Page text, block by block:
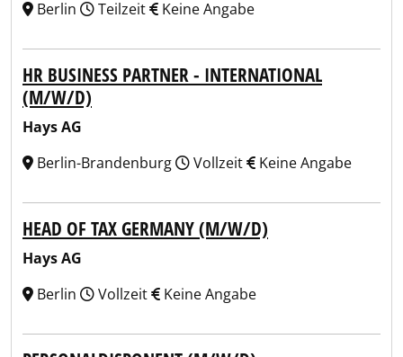
Berlin
Teilzeit Keine Angabe
HR BUSINESS PARTNER - INTERNATIONAL
(M/W/D)
Hays AG
Berlin-Brandenburg
Vollzeit Keine Angabe
HEAD OF TAX GERMANY (M/W/D)
Hays AG
Berlin
Vollzeit Keine Angabe